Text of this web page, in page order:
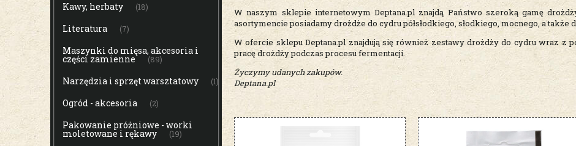
Kawy, herbaty (18)
Literatura (7)
Maszynki do mięsa, akcesoria i
części zamienne (89)
Narzędzia i sprzęt warsztatowy (1)
Ogród - akcesoria (2)
Pakowanie próżniowe - worki
moletowane i rękawy (19)
W naszym sklepie internetowym Deptana.pl znajdą Państwo szeroką gamę
asortymencie posiadamy drożdże do cydru półsłodkiego, słodkiego, mocnego, a
W ofercie sklepu Deptana.pl znajdują się również zestawy drożdży do cydru wraz z
pracę drożdży podczas procesu fermentacji.
Życzymy udanych zakupów.
Deptana.pl